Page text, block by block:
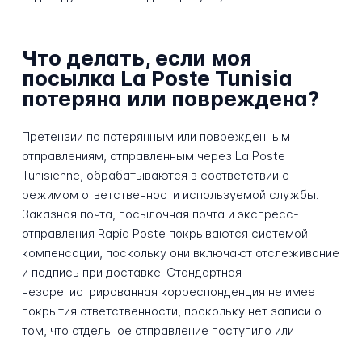
Что делать, если моя
посылка La Poste Tunisia
потеряна или повреждена?
Претензии по потерянным или поврежденным
отправлениям, отправленным через La Poste
Tunisienne, обрабатываются в соответствии с
режимом ответственности используемой службы.
Заказная почта, посылочная почта и экспресс-
отправления Rapid Poste покрываются системой
компенсации, поскольку они включают отслеживание
и подпись при доставке. Стандартная
незарегистрированная корреспонденция не имеет
покрытия ответственности, поскольку нет записи о
том, что отдельное отправление поступило или